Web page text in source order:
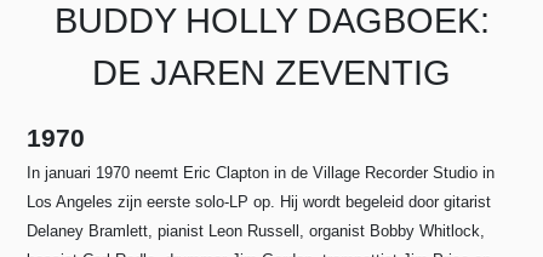
BUDDY HOLLY DAGBOEK:
DE JAREN ZEVENTIG
1970
In januari 1970 neemt Eric Clapton in de Village Recorder Studio in
Los Angeles zijn eerste solo-LP op. Hij wordt begeleid door gitarist
Delaney Bramlett, pianist Leon Russell, organist Bobby Whitlock,